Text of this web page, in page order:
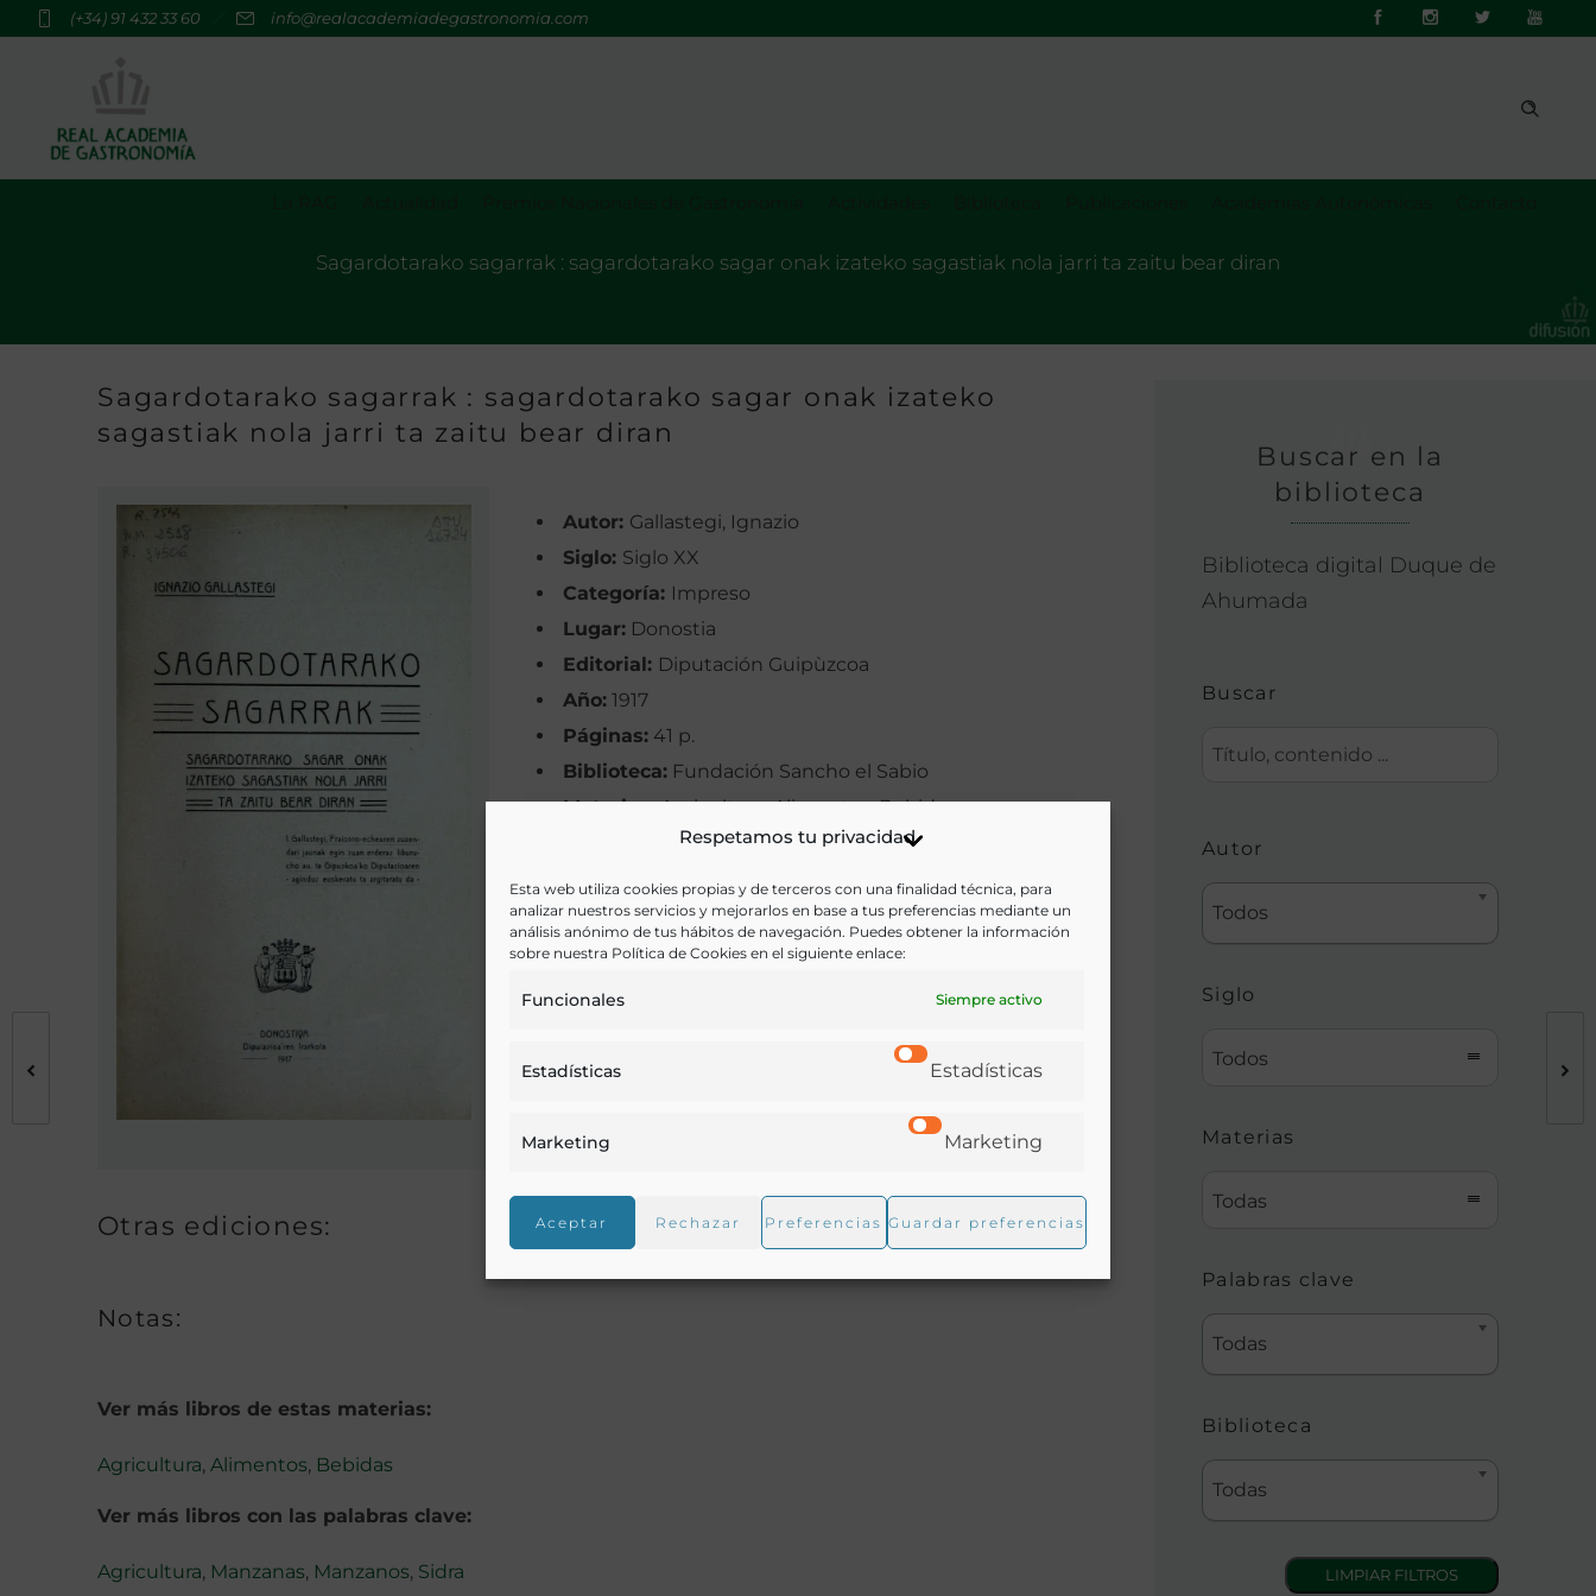
Respetamos tu privacidad
Esta web utiliza cookies propias y de terceros con una finalidad técnica, para
analizar nuestros servicios y mejorarlos en base a tus preferencias mediante un
análisis anónimo de tus hábitos de navegación. Puedes obtener la información
sobre nuestra Política de Cookies en el siguiente enlace:
Funcionales Siempre activo
Estadísticas Estadísticas
Marketing Marketing
Aceptar Rechazar Preferencias Guardar preferencias
(+34) 91 432 33 60 info@realacademiadegastronomia.com
Sagardotarako sagarrak : sagardotarako sagar onak izateko sagastiak nola jarri ta zaitu bear diran
Sagardotarako sagarrak : sagardotarako sagar onak izateko
sagastiak nola jarri ta zaitu bear diran
Autor: Gallastegi, Ignazio
Siglo: Siglo XX
Categoría: Impreso
Lugar: Donostia
Editorial: Diputación Guipùzcoa
Año: 1917
Páginas: 41 p.
Biblioteca: Fundación Sancho el Sabio
Materias:Agricultura, Alimentos, Bebidas
Palabras clave:Agricultura, Manzanas, Manzanos, Sidra
Idioma:
Euskera
Ir a versión electrónica
Otras ediciones:
Notas:
Ver más libros de estas materias:
Agricultura, Alimentos, Bebidas
Ver más libros con las palabras clave:
Agricultura, Manzanas, Manzanos, Sidra
Buscar en la
biblioteca
Biblioteca digital Duque de
Ahumada
Buscar
Autor
Todos
Siglo
Todos
Materias
Todas
Palabras clave
Todas
Biblioteca
Todas